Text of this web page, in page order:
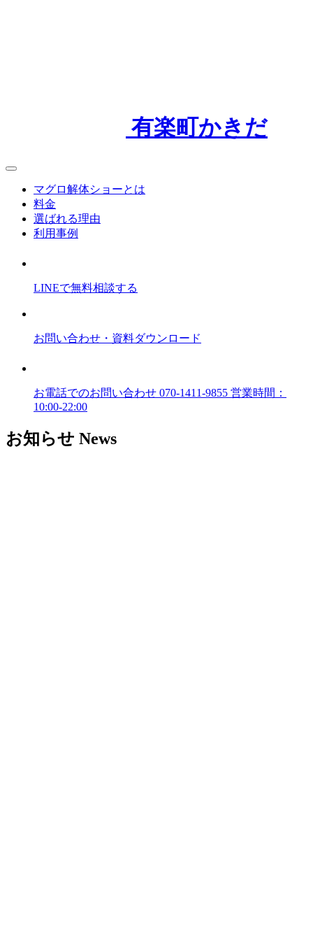
有楽町かきだ
マグロ解体ショーとは
料金
選ばれる理由
利用事例
LINEで無料相談する
お問い合わせ ・資料ダウンロード
お電話でのお問い合わせ 070-1411-9855 営業時間：
10:00-22:00
お知らせ News